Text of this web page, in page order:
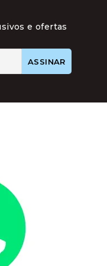
e ofertas